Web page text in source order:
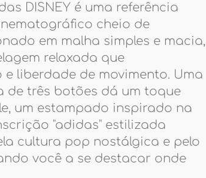
DISNEY é uma referência
cheio de
em malha simples e macia,
relaxada que
liberdade de movimento. Uma
de três botões dá um toque
um estampado inspirado na
"adidas" estilizada
cultura pop nostálgica e pelo
você a se destacar onde